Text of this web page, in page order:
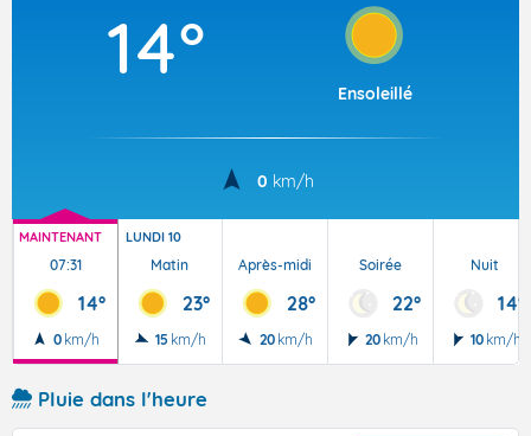
14°
Ensoleillé
0 km/h
MAINTENANT
07:31
14°
0 km/h
LUNDI 10
Matin
23°
15 km/h
Après-midi
28°
20 km/h
Soirée
22°
20 km/h
Nuit
14°
10 km/h
Pluie dans l'heure